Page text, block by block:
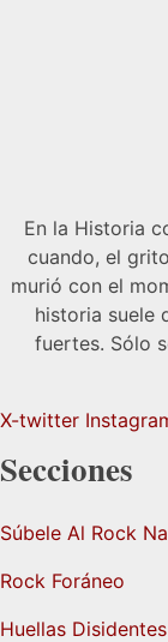
En la Historia
cuando, el
murió con el
historia suele
fuertes. Sólo
X-twitter
Secciones
Súbele Al Rock
Rock Foráneo
Huellas Disidentes